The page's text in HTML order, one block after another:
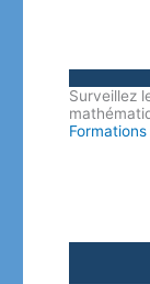
Surveillez